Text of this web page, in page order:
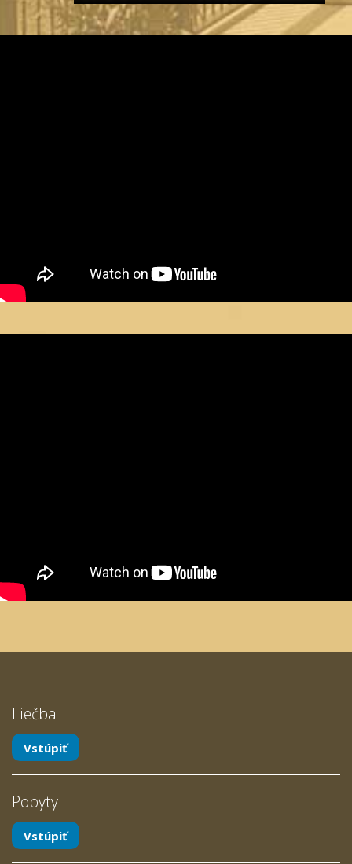
Liečba
Vstúpiť
Pobyty
Vstúpiť